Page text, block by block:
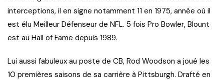
interceptions, il en signe notamment 11 en 1975, année où il
est élu Meilleur Défenseur de NFL. 5 fois Pro Bowler, Blount
est au Hall of Fame depuis 1989.
Lui aussi fabuleux au poste de CB, Rod Woodson a joué les
10 premières saisons de sa carrière à Pittsburgh. Drafté en